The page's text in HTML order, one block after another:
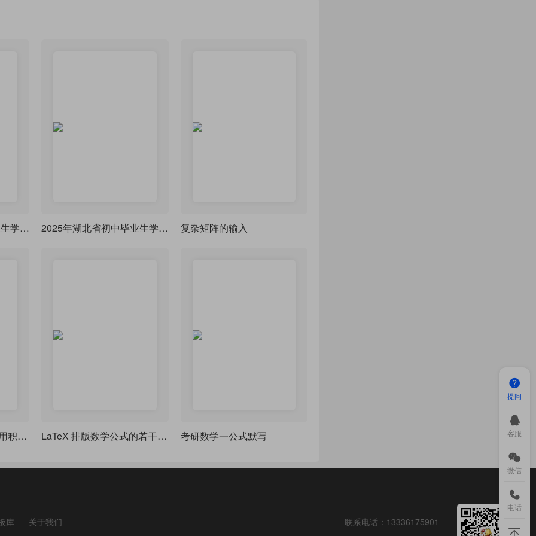
2025年武汉市初中毕业生学业考试数学试卷 2025年湖北省初中毕业生学业水平考试数学试卷A3幅面两栏试卷 复杂矩阵的输入
不借助宏包实现公式常用积分号直立显示 LaTeX 排版数学公式的若干知识 考研数学一公式默写
库 关于我们 联系电话： 13336175901
提问
客服
微信
电话